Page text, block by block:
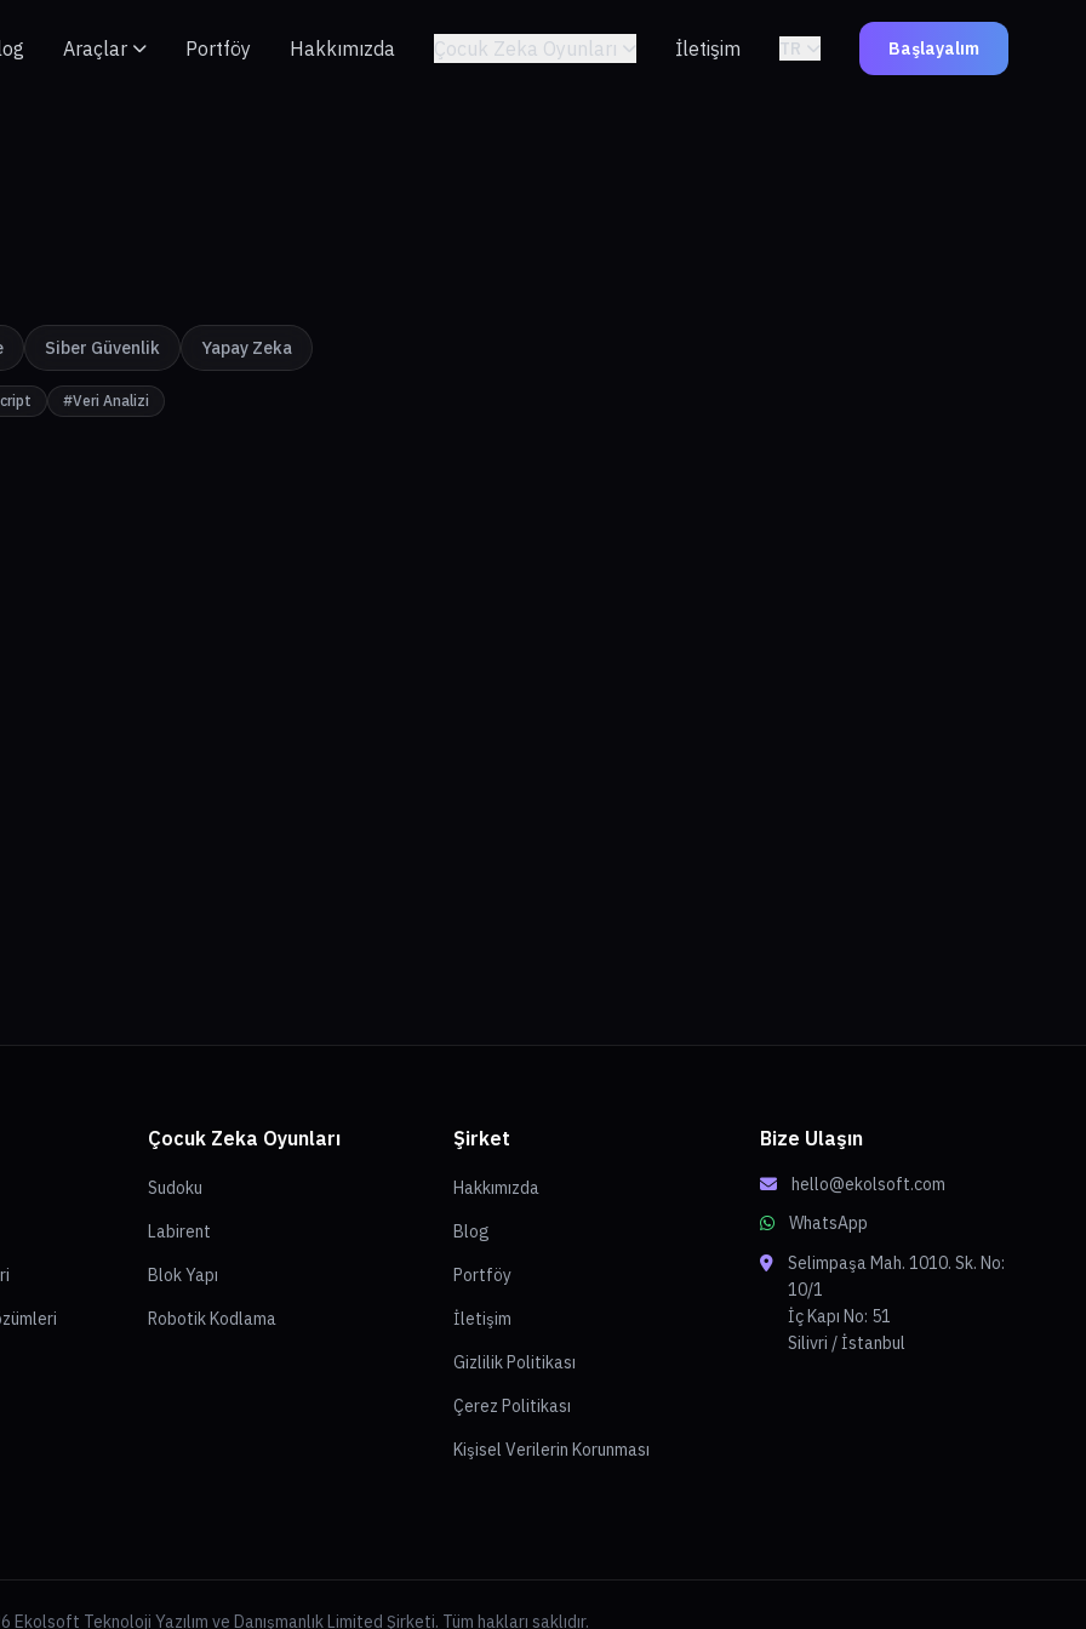
Araçlar Portföy Hakkımızda Çocuk Zeka Oyunları İletişim TR Başlayalım
Siber Güvenlik Yapay Zeka
#Veri Analizi
Çocuk Zeka Oyunları
Sudoku
Labirent
Blok Yapı
Robotik Kodlama
Şirket
Hakkımızda
Blog
Portföy
İletişim
Gizlilik Politikası
Çerez Politikası
Kişisel Verilerin Korunması
Bize Ulaşın
hello@ekolsoft.com
WhatsApp
Selimpaşa Mah. 1010. Sk. No:
10/1
İç Kapı No: 51
Silivri / İstanbul
Ekolsoft Teknoloji Yazılım ve Danışmanlık Limited Şirketi. Tüm hakları saklıdır.